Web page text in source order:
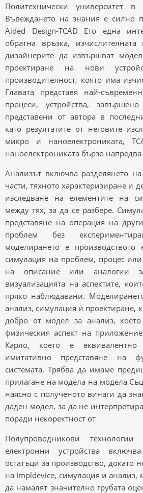
Политехнически университет
Въвеждането на знания е силно
Aided Design-TCAD Ето една
обратна връзка,
дизайнерите да извършват
проектиране на нови
производителност, която има
Главата представя най-
процеси, устройства,
представени от автора в
като резултатите от неговите
микро и наноелектрониката,
наноелектрониката бързо напредва
Анализът включва разделянето
части, тяхното характеризиране и
изследване на елементите на
между тях, за да се разбере.
представяне на операция на
проблем без
моделирането е производството
симулация на проблем, процес или
на описание или аналогии
визуализацията на аспектите,
пряко наблюдавани.
анализ, симулация и проектиране,
добро от модел за анализ, което
физическия аспект на
Карло, което е
имитативно представяне на
системата. Трябва да имаме
прилагане на модела на модела
наясно с полученото винаги да
даден модел, за да не
поради некоректност от
Полупроводникови технологии
електронни устройства
остатъци за производство, докато
на Impldevice, симулация и анализ,
да намалят значително грубата